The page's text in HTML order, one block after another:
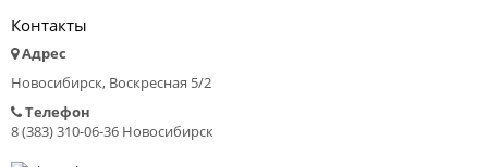
Контакты
Адрес
Новосибирск, Воскресная 5/2
Телефон
8 (383) 310-06-36 Новосибирск